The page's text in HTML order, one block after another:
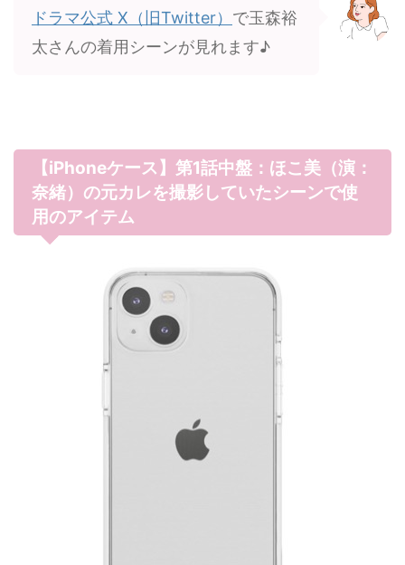
ドラマ公式 X（旧Twitter） で玉森裕
太さんの着用シーンが見れます♪
【iPhoneケース】第1話中盤：ほこ美（演：
奈緒）の元カレを撮影していたシーンで使
用のアイテム